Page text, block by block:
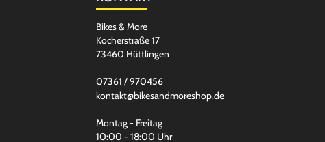
Bikes & More
Kocherstraße 17
73460 Hüttlingen
07361 / 970456
kontakt@bikesandmoreshop.de
Montag - Freitag
10:00 - 18:00 Uhr